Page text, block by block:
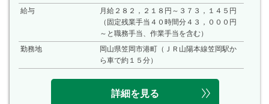
給与
月給２８２，２１８円～３７３，１４５円
（固定残業手当４０時間分４３，０００円
～と職務手当、作業手当を含む）
勤務地
岡山県笠岡市港町（ＪＲ山陽本線笠岡駅か
ら車で約１５分）
詳細を見る